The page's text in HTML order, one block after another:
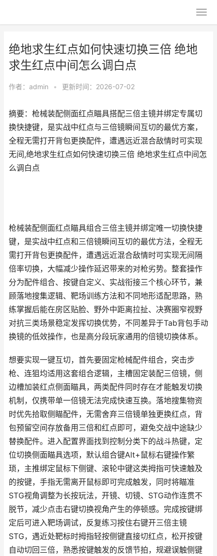
绝地求生红点如何快速切换三倍 绝地
求生红点中间怎么调白点
作者： admin • 更新时间：2026-07-02
摘要：枪械装配侧面红点瞄具搭配三倍主镜并绑定专属切
换快捷键，是实战中红点与三倍镜瞬间互切的最优方案，
全程无需打开背包更换配件，遭遇远近混合敌情时可实现
无间,绝地求生红点如何快速切换三倍 绝地求生红点中间怎
么调白点
枪械装配侧面红点瞄具组合三倍主镜并绑定唯一切换快捷
键，是实战中红点和三倍镜瞬间互切的最优方法，全程无
需打开背包更换配件，遭遇远近混合敌情时可实现无间隔
倍率切换，大幅减少操作延迟带来的对枪劣势。整套操作
分为配件组合、按键自定义、实战衔接三个核心环节，兼
顾落地搜集逻辑、靶场训练方法和不同地形适配思路，熟
练掌握后能在房区贴脸、野外中距离拉扯、决赛圈窄视野
对抗三类场景稳定发挥切换优势，不同差异于Tab背包手动
换镜的低效操作，也是高分段玩家通用的倍镜切换体系。
想要实现一键互切，首先要固定枪械配件组合，突击步
枪、连狙均适用这套组合逻辑，主槽固定装配三倍镜，侧
边槽加装红点侧面瞄具，两类配件同时存在才能触发切换
机制，仅携带单一倍镜无法完成快速互换。落地搜集物资
时优先拾取侧瞄配件，无需舍弃三倍镜单独更换红点，背
包预留空间存放备用三倍和红点即可，避免交战中途缺少
替换配件。进入配置界面找到控制分类下的战斗热键，定
位切换侧面瞄具选项，默认组合键Alt+鼠标右键操作繁
琐，主推绑定鼠标下侧键、滚轮中键这类拇指可快速触及
的按键，手指无需离开鼠标即可完成触发，同时将瞄准
STG视角调整为长按玩法，开镜、切镜、STG动作连贯不
脱节，减少点击右键切换视角产生的停顿感。完成按键绑
定后可进入靶场调试，反复练习按住右键开三倍主镜
STG，遇近处靶标时拇指轻按侧键直接切红点，松开按键
自动切回三倍，熟悉按键触发的反馈节拍，规避误触侧键